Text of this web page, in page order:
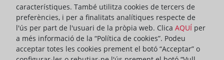
maig de 2023 (Llei 12/2023, de 24 de maig, pel dret a l'habitatge),
la Càtedra de Dret Registral UB, en col·laboració amb el Deganat
dels Registradors de Catalunya i l’Il·lustre Col·legi de l'Advocacia
de Barcelona, organitza una jornada el pròxim dijous 25 d'abril a
les 16 hores a l'Aula Magna de la Facultat de Dret de la Universitat
característiques. També utilitza cookies de tercers de
preferències, i per a finalitats analítiques respecte de
l'ús per part de l'usuari de la pròpia web. Clica AQUÍ per
a més informació de la “Política de cookies”. Podeu
acceptar totes les cookies prement el botó “Acceptar” o